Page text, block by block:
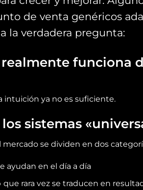
de venta genéricos
la verdadera pregunta:
realmente funciona
intuición ya no es suficiente.
sistemas
mercado se dividen en dos
ayudan en el día a día
rara vez se traducen en